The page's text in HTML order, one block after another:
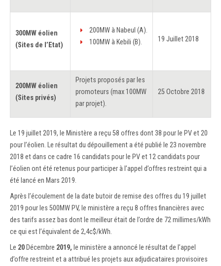
300MW éolien
(Sites de l’Etat)
200MW à Nabeul (A).
100MW à Kebili (B).
19 Juillet 2018
200MW éolien
(Sites privés)
Projets proposés par les
promoteurs (max 100MW
par projet).
25 Octobre 2018
Le 19 juillet 2019, le Ministère a reçu 58 offres dont 38 pour le PV et 20
pour l’éolien. Le résultat du dépouillement a été publié le 23 novembre
2018 et dans ce cadre 16 candidats pour le PV et 12 candidats pour
l’éolien ont été retenus pour participer à l’appel d’offres restreint qui a
été lancé en Mars 2019.
Après l’écoulement de la date butoir de remise des offres du 19 juillet
2019 pour les 500MW PV, le ministère a reçu 8 offres financières avec
des tarifs assez bas dont le meilleur était de l’ordre de 72 millimes/kWh
ce qui est l’équivalent de 2,4c$/kWh.
Le 20 Décembre 2019, le ministère a annoncé le résultat de l’appel
d’offre restreint et a attribué les projets aux adjudicataires provisoires